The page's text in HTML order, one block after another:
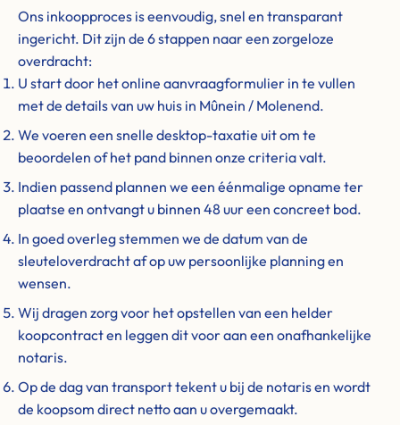
Ons inkoopproces is eenvoudig, snel en transparant
ingericht. Dit zijn de 6 stappen naar een zorgeloze
overdracht:
U start door het online aanvraagformulier in te vullen
met de details van uw huis in Mûnein / Molenend.
We voeren een snelle desktop-taxatie uit om te
beoordelen of het pand binnen onze criteria valt.
Indien passend plannen we een éénmalige opname ter
plaatse en ontvangt u binnen 48 uur een concreet bod.
In goed overleg stemmen we de datum van de
sleuteloverdracht af op uw persoonlijke planning en
wensen.
Wij dragen zorg voor het opstellen van een helder
koopcontract en leggen dit voor aan een onafhankelijke
notaris.
Op de dag van transport tekent u bij de notaris en wordt
de koopsom direct netto aan u overgemaakt.